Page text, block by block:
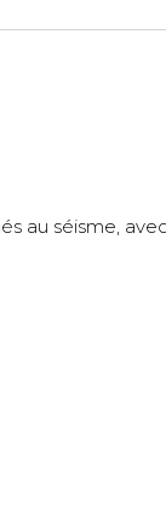
au séisme,